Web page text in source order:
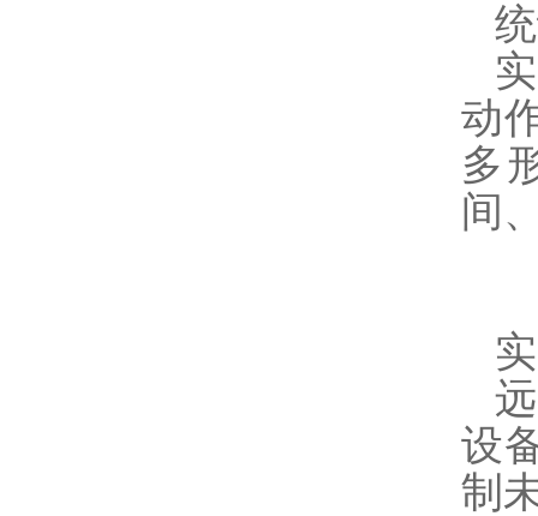
动
多
间
设
制